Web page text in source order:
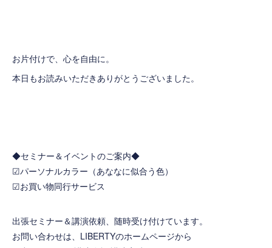
お片付けで、心を自由に。
本日もお読みいただきありがとうございました。
◆セミナー＆イベントのご案内◆
☑パーソナルカラー（あななに似合う色）
☑お買い物同行サービス
出張セミナー＆講演依頼、随時受け付けています。
お問い合わせは、LIBERTYのホームページから